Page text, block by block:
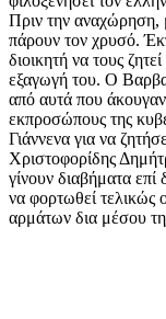
Πριν την αναχώρηση,
πάρουν τον χρυσό.
διοικητή να τους
εξαγωγή του. Ο
από αυτά που
εκπροσώπους της
Γιάννενα για να
Χριστοφορίδης
γίνουν διαβήματα
να φορτωθεί τελικώς
αρμάτων δια μέσου